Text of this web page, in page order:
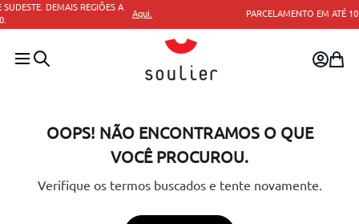
PARCELAMENTO EM ATÉ 10X SEM JUROS.
OOPS! NÃO ENCONTRAMOS O QUE
VOCÊ PROCUROU.
Verifique os termos buscados e tente novamente.